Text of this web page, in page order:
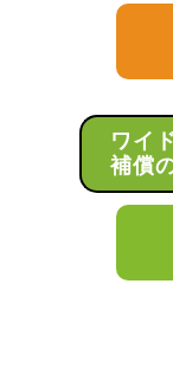
ワイ
補償